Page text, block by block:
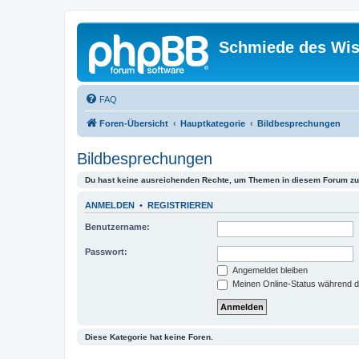
Schmiede des
FAQ
Foren-Übersicht Hauptkategorie Bildbesprechungen
Bildbesprechungen
Du hast keine ausreichenden Rechte, um Themen in diesem Forum
ANMELDEN • REGISTRIEREN
Benutzername:
Passwort:
Angemeldet bleiben
Meinen Online-Status während
Diese Kategorie hat keine Foren.